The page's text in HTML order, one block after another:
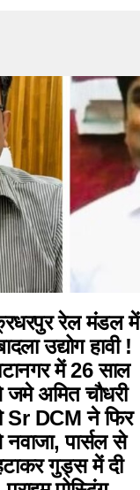
रेल मंडल में
उद्योग हावी !
में 26 साल
अमित चौधरी
Sr DCM ने फिर
पार्सल से
गुड्स में दी